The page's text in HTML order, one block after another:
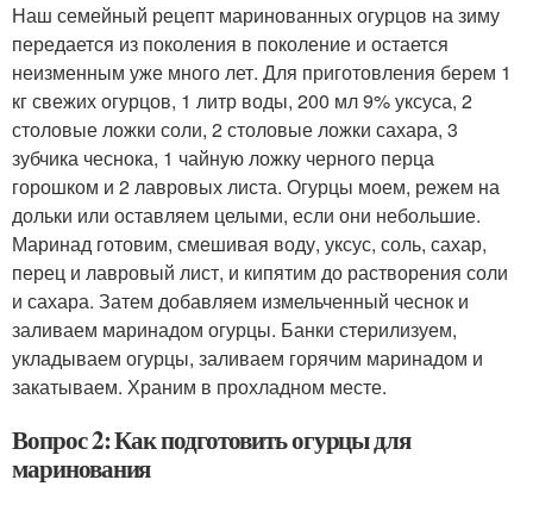
Наш семейный рецепт маринованных огурцов на зиму
передается из поколения в поколение и остается
неизменным уже много лет. Для приготовления берем 1
кг свежих огурцов, 1 литр воды, 200 мл 9% уксуса, 2
столовые ложки соли, 2 столовые ложки сахара, 3
зубчика чеснока, 1 чайную ложку черного перца
горошком и 2 лавровых листа. Огурцы моем, режем на
дольки или оставляем целыми, если они небольшие.
Маринад готовим, смешивая воду, уксус, соль, сахар,
перец и лавровый лист, и кипятим до растворения соли
и сахара. Затем добавляем измельченный чеснок и
заливаем маринадом огурцы. Банки стерилизуем,
укладываем огурцы, заливаем горячим маринадом и
закатываем. Храним в прохладном месте.
Вопрос 2: Как подготовить огурцы для
маринования